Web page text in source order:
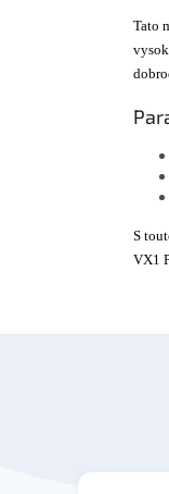
Tato
S
VX1